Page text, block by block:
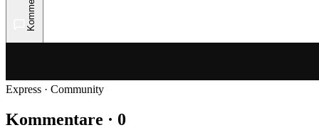
Express · Community
Kommentare · 0